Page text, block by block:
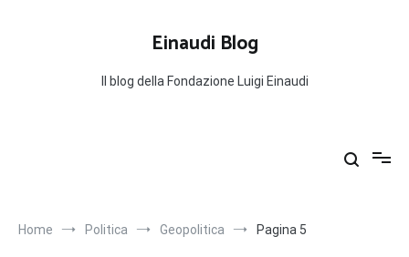
Einaudi Blog
Il blog della Fondazione Luigi Einaudi
Home Politica Geopolitica Pagina 5